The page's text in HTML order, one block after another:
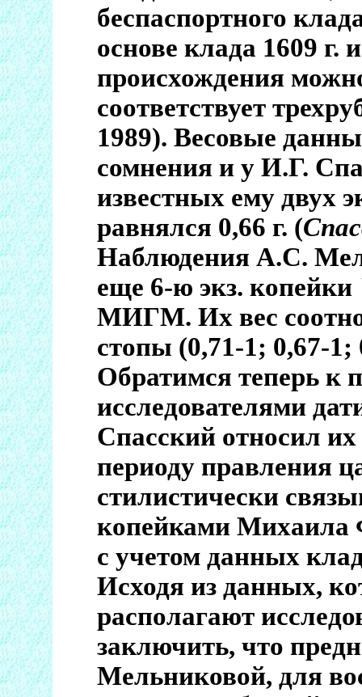
беспаспортного
основе клада 1609 г.
происхождения
соответствует
1989). Весовые
сомнения и у И.Г.
известных ему двух
равнялся 0,66 г. (
Наблюдения А.С.
еще 6-ю экз.
МИГМ. Их вес
стопы (0,71-1; 0,67-1;
Обратимся теперь к
исследователями
Спасский относил
периоду правления
стилистически
копейками Михаила
с учетом данных
Исходя из данных,
располагают
заключить, что
Мельниковой, для